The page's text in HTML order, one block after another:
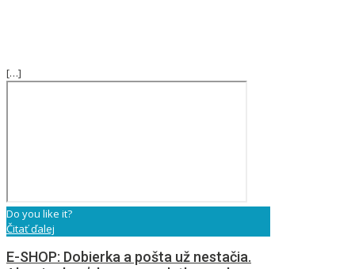
[…]
Do you like it?
Čitať ďalej
E-SHOP: Dobierka a pošta už nestačia.